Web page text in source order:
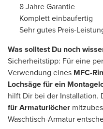
8 Jahre Garantie
Komplett einbaufertig
Sehr gutes Preis-
Was solltest Du noch
Sicherheitstipp: Für eine
Verwendung eines MFC-
Lochsäge für ein
hilft Dir bei der Installation.
für Armaturlöcher
Waschtisch-Armatur